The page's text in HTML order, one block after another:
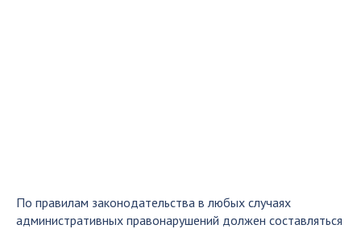
По правилам законодательства в любых случаях
административных правонарушений должен составляться